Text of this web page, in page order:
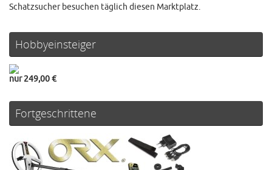
Schatzsucher besuchen täglich diesen Marktplatz.
Hobbyeinsteiger
nur 249,00 €
Fortgeschrittene